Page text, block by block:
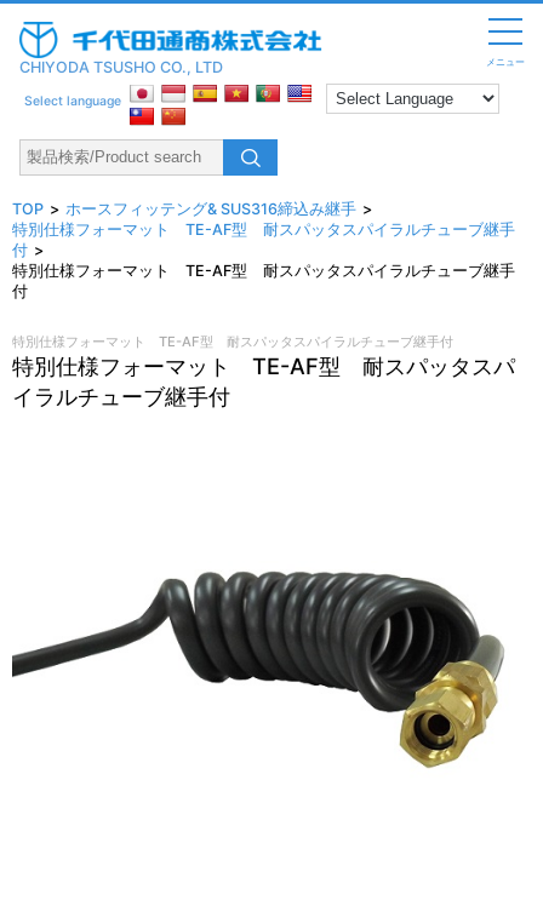
メニュー
CHIYODA TSUSHO CO., LTD
Select language
TOP
ホースフィッテング& SUS316締込み継手
特別仕様フォーマット TE-AF型 耐スパッタスパイラルチューブ継手
付
特別仕様フォーマット TE-AF型 耐スパッタスパイラルチューブ継手
付
特別仕様フォーマット TE-AF型 耐スパッタスパイラルチューブ継手付
特別仕様フォーマット TE-AF型 耐スパッタスパ
イラルチューブ継手付